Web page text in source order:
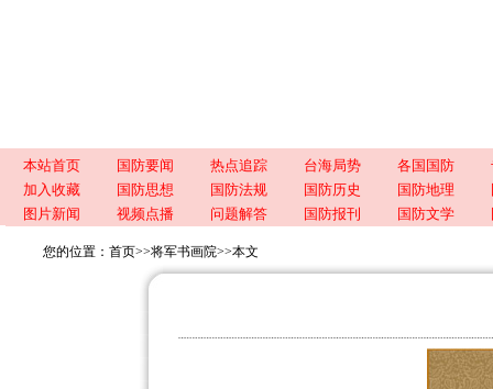
本站首页 国防要闻 热点追踪 台海局势 各国国防
加入收藏
国防思想 国防法规 国防历史 国防地理
图片新闻
视频点播 问题解答 国防报刊 国防文学
您的位置： 首页>>将军书画院>>本文